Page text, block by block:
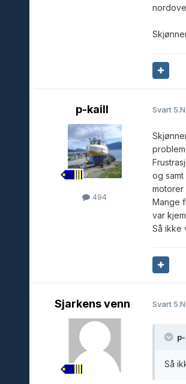
p-kaill
494
Svart
og
motorer
Mange
var
Så ikke
Sjarkens venn Svart
Så